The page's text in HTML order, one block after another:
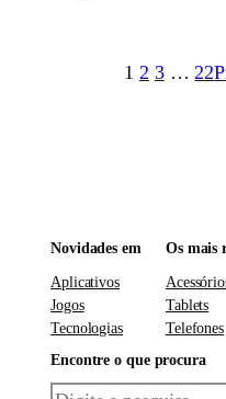
1 2 3 … 22
Novidades em
Aplicativos
Jogos
Tecnologias
Os mais
Tablets
Telefones
Encontre o que procura